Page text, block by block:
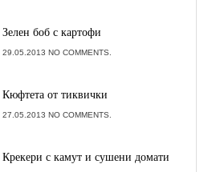
Зелен боб с картофи
29.05.2013 NO COMMENTS.
Кюфтета от тиквички
27.05.2013 NO COMMENTS.
Крекери с камут и сушени домати